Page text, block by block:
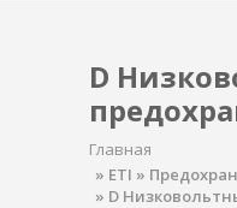
D
Главная
» ETI »
» D